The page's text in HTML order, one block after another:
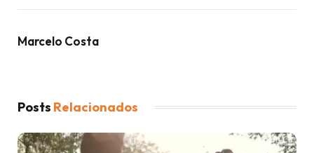
Marcelo Costa
Posts Relacionados